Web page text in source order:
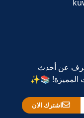
عن أحدث
المميزة! 📚✨
اشترك الان